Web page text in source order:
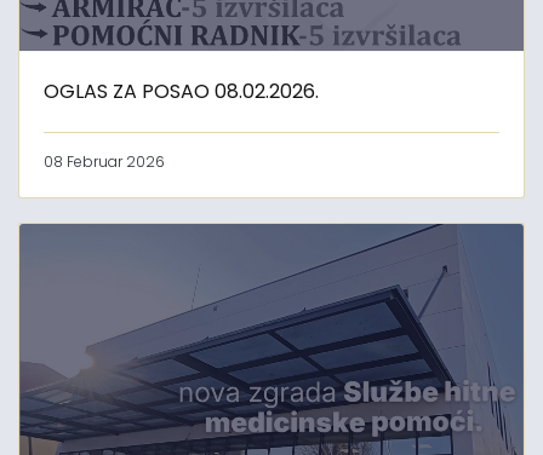
OGLAS ZA POSAO 08.02.2026.
08 Februar 2026